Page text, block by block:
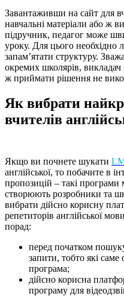
Завантаживши на сайт для
навчальні матеріали або ж
підручник, педагог може
уроку. Для цього необхідно
запам’ятати структуру.
окремих школярів,
ж приймати рішення не
Як вибрати
вчителів
Якщо ви почнете шукати
англійської, то побачите в
пропозицій – такі
створюють розробники та
вибрати дійсно корисну
репетиторів англійської
порад:
перед початком
запити, тобто які саме
програма;
дійсно корисна
програму для